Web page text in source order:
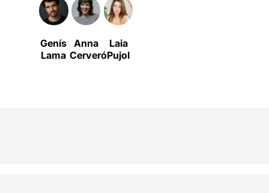
Genís
Lama
Anna
Cerveró
Laia
Pujol